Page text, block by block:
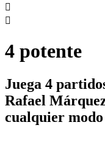


4 potente
Juega 4
Rafael
cualquier